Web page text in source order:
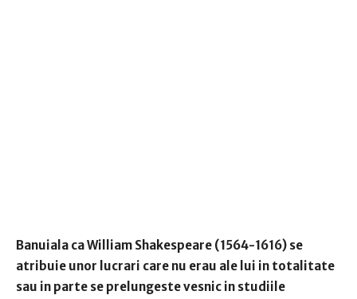
Banuiala ca William Shakespeare (1564-1616) se
atribuie unor lucrari care nu erau ale lui in totalitate
sau in parte se prelungeste vesnic in studiile